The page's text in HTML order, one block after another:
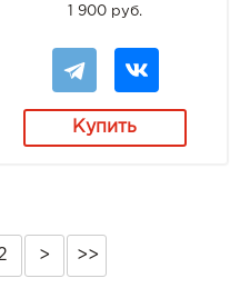
1 900 руб.
Купить
> >>